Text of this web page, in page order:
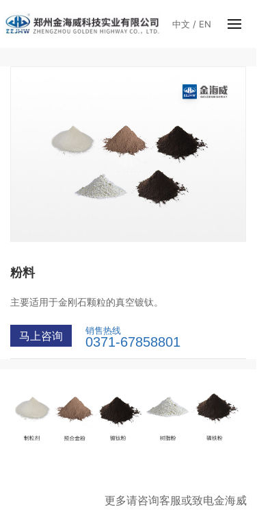
中文 / EN
粉料
主要适用于金刚石颗粒的真空镀钛。
马上咨询 销售热线
0371-67858801
更多请咨询客服或致电金海威